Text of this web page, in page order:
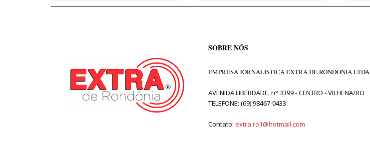
SOBRE NÓS
EMPRESA JORNALISTICA EXTRA DE RONDONIA LTDA
AVENIDA LIBERDADE, n° 3399 - CENTRO - VILHENA/RO
TELEFONE: (69) 98467-0433
Contato: extra.ro1@hotmail.com